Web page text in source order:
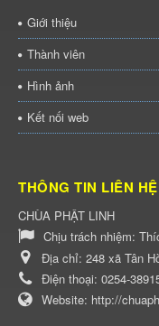
Giới thiệu
Thành viên
Hình ảnh
Kết nối web
THÔNG TIN LIÊN HỆ
CHÙA PHẬT LINH
Chịu trách nhiệm:
Địa chỉ: 248 xã Tân
Điện thoại: 0254-
Website: http://